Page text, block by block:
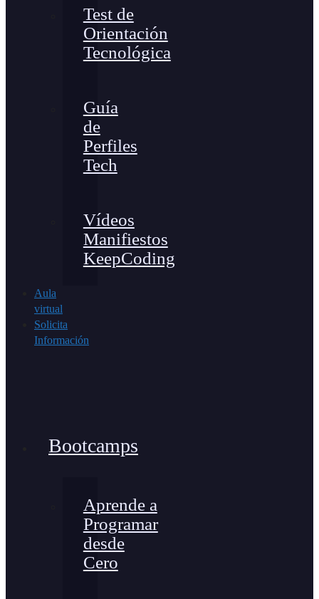
Test de
Orientación
Tecnológica
Guía
de
Perfiles
Tech
Vídeos
Manifiestos
KeepCoding
Aula
virtual
Solicita
Información
Bootcamps
Aprende a
Programar
desde
Cero